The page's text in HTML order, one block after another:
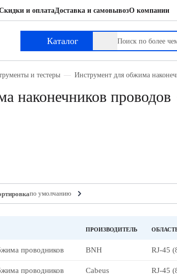
и оплатаДоставка и самовывозО компании
Каталог
и тестеры Инструмент для обжима
наконечников проводов
по умолчанию
ПРОИЗВОДИТЕЛЬ
проводников BNH RJ-45
проводников Cabeus RJ-45